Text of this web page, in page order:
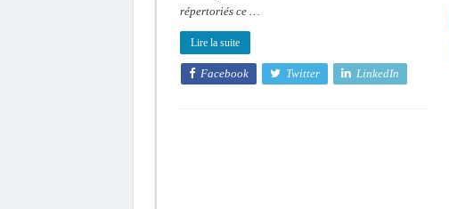
répertoriés ce …
Lire la suite
Facebook Twitter LinkedIn